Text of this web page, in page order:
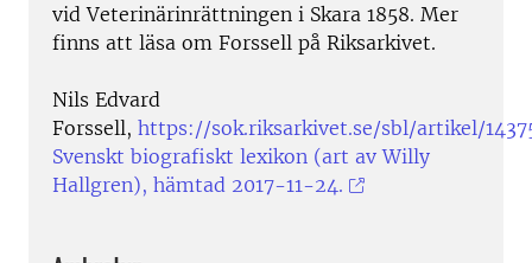
vid Veterinärinrättningen i Skara 1858. Mer
finns att läsa om Forssell på Riksarkivet.
Nils Edvard
Forssell, https://sok.riksarkivet.se/sbl/artikel/
Svenskt biografiskt lexikon (art av Willy
Hallgren), hämtad 2017-11-24.